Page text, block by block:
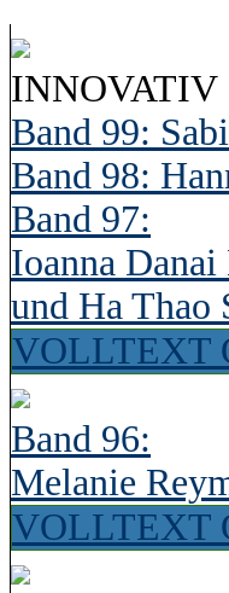
INNOVATIV
Band 99:
Band 98:
Band 97:
Ioanna
und Ha Thao
VOLLTEXT
Band 96:
Melanie
VOLLTEXT